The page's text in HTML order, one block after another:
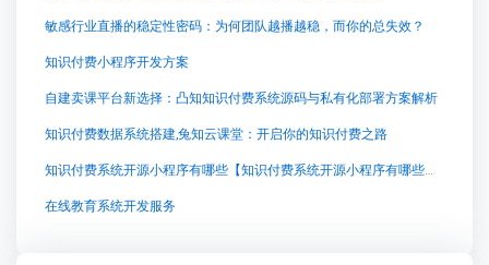
敏感行业直播的稳定性密码：为何团队越播越稳，而你的总失效？
知识付费小程序开发方案
自建卖课平台新选择：凸知知识付费系统源码与私有化部署方案解析
知识付费数据系统搭建,兔知云课堂：开启你的知识付费之路
知识付费系统开源小程序有哪些【知识付费系统开源小程序有哪些知识付费系统系统怎么制作，知识付费系统搭建使用教程】
在线教育系统开发服务